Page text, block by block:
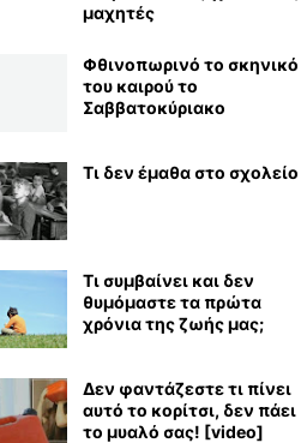
μαχητές
Φθινοπωρινό το σκηνικό
του καιρού το
Σαββατοκύριακο
Τι δεν έμαθα στο σχολείο
Τι συμβαίνει και δεν
θυμόμαστε τα πρώτα
χρόνια της ζωής μας;
Δεν φαντάζεστε τι πίνει
αυτό το κορίτσι, δεν πάει
το μυαλό σας! [video]